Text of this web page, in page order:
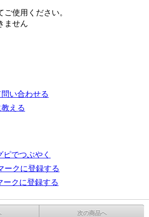
使用ください。
ません
い合わせる
える
でつぶやく
ークに登録する
ークに登録する
次の商品へ